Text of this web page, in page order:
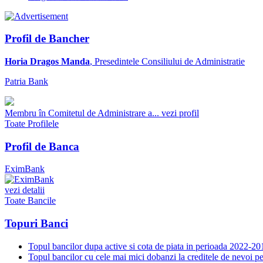
Profil de Bancher
Horia Dragos Manda, Presedintele Consiliului de Administratie
Patria Bank
Membru în Comitetul de Administrare a... vezi profil
Toate Profilele
Profil de Banca
EximBank
vezi detalii
Toate Bancile
Topuri Banci
Topul bancilor dupa active si cota de piata in perioada 2022-
Topul bancilor cu cele mai mici dobanzi la creditele de nevoi